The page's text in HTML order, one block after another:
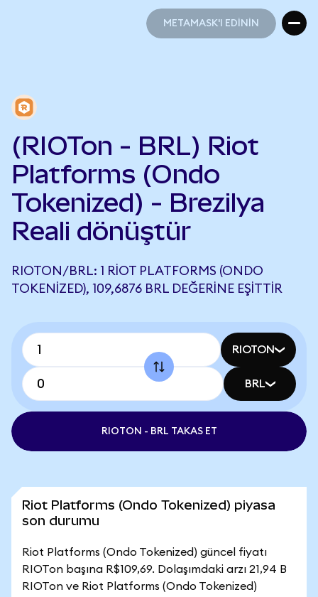
METAMASK'I EDİNİN
(RIOTon - BRL) Riot
Platforms (Ondo
Tokenized) - Brezilya
Reali dönüştür
RIOTON/BRL: 1 RIOT PLATFORMS (ONDO
TOKENIZED), 109,6876 BRL DEĞERINE EŞITTIR
RIOTON
BRL
RIOTON - BRL TAKAS ET
Riot Platforms (Ondo Tokenized) piyasa
son durumu
Riot Platforms (Ondo Tokenized) güncel fiyatı
RIOTon başına R$109,69. Dolaşımdaki arzı 21,94 B
RIOTon ve Riot Platforms (Ondo Tokenized)